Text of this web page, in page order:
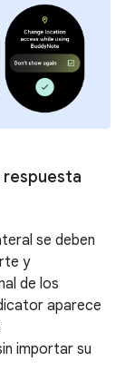
respuesta
se deben
y
de los
aparece
importar su